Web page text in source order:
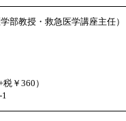
部教授・救急医学講座主任）
￥360）